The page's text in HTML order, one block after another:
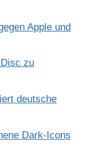
Apple und
zu
deutsche
Dark-Icons